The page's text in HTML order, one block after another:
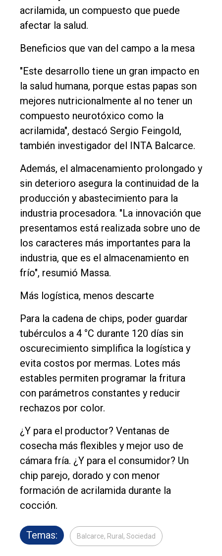
acrilamida, un compuesto que puede
afectar la salud.
Beneficios que van del campo a la mesa
"Este desarrollo tiene un gran impacto en
la salud humana, porque estas papas son
mejores nutricionalmente al no tener un
compuesto neurotóxico como la
acrilamida", destacó Sergio Feingold,
también investigador del INTA Balcarce.
Además, el almacenamiento prolongado y
sin deterioro asegura la continuidad de la
producción y abastecimiento para la
industria procesadora. "La innovación que
presentamos está realizada sobre uno de
los caracteres más importantes para la
industria, que es el almacenamiento en
frío", resumió Massa.
Más logística, menos descarte
Para la cadena de chips, poder guardar
tubérculos a 4 °C durante 120 días sin
oscurecimiento simplifica la logística y
evita costos por mermas. Lotes más
estables permiten programar la fritura
con parámetros constantes y reducir
rechazos por color.
¿Y para el productor? Ventanas de
cosecha más flexibles y mejor uso de
cámara fría. ¿Y para el consumidor? Un
chip parejo, dorado y con menor
formación de acrilamida durante la
cocción.
Temas: Balcarce, Rural, Sociedad